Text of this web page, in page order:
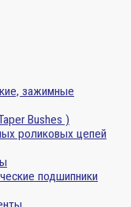
зажимные
Bushes )
роликовых цепей
подшипники